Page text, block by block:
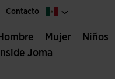
Contacto
Hombre Mujer Niños
Inside Joma